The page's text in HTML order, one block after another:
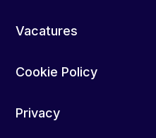
Vacatures
Cookie Policy
Privacy